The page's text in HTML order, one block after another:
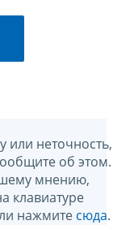
или неточность,
об этом.
мнению,
клавиатуре
нажмите сюда.